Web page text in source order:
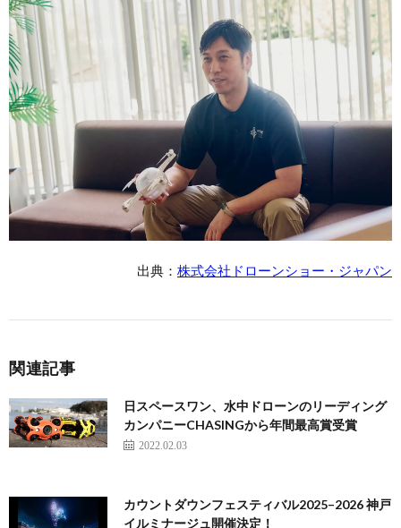
出典： 株式会社ドローンショー・ジャパン
関連記事
日スペースワン、水中ドローンのリーディング
カンパニーCHASINGから年間最高賞受賞
2022.02.03
カウントダウンフェスティバル2025–2026 神戸
イルミナージュ開催決定！